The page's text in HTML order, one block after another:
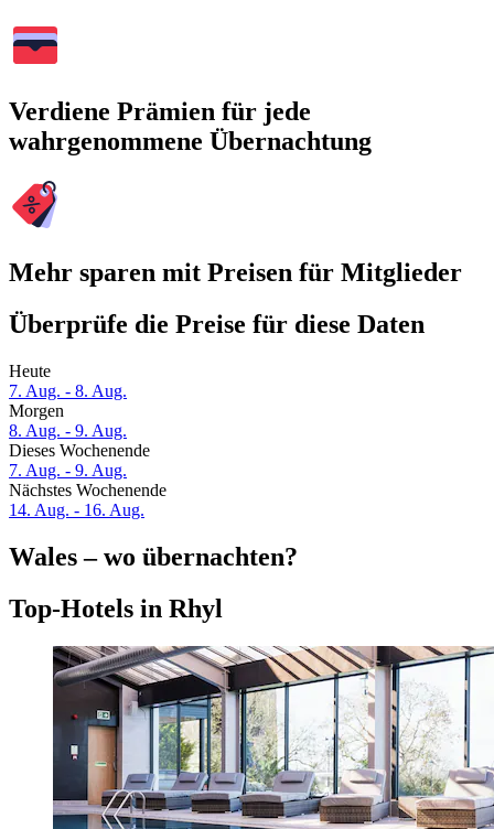
Verdiene Prämien für jede
wahrgenommene Übernachtung
Mehr sparen mit Preisen für Mitglieder
Überprüfe die Preise für diese Daten
Heute
7. Aug. - 8. Aug.
Morgen
8. Aug. - 9. Aug.
Dieses Wochenende
7. Aug. - 9. Aug.
Nächstes Wochenende
14. Aug. - 16. Aug.
Wales – wo übernachten?
Top-Hotels in Rhyl